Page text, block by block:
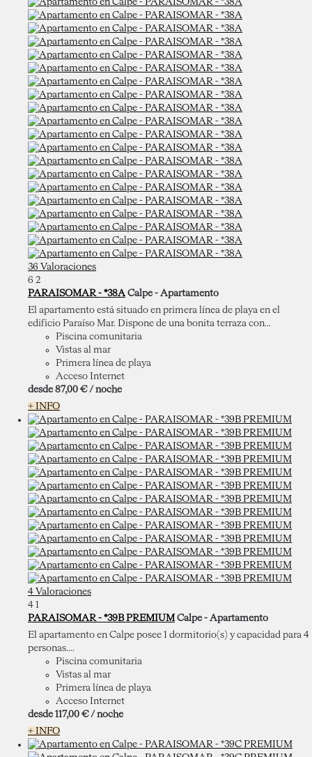
36 Valoraciones
6 2
PARAISOMAR - *38A Calpe - Apartamento
El apartamento está situado en primera línea de playa en el
edificio Paraíso Mar. Dispone de una bonita terraza con...
Piscina comunitaria
Vistas al mar
Primera línea de playa
Acceso Internet
desde 87,00 € / noche
+ INFO
4 Valoraciones
4 1
PARAISOMAR - *39B PREMIUM Calpe - Apartamento
El apartamento en Calpe posee 1 dormitorio(s) y capacidad para 4
personas....
Piscina comunitaria
Vistas al mar
Primera línea de playa
Acceso Internet
desde 117,00 € / noche
+ INFO